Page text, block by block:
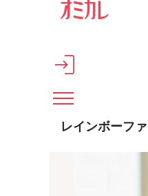
メインコンテンツへスキップ
レインボーフ